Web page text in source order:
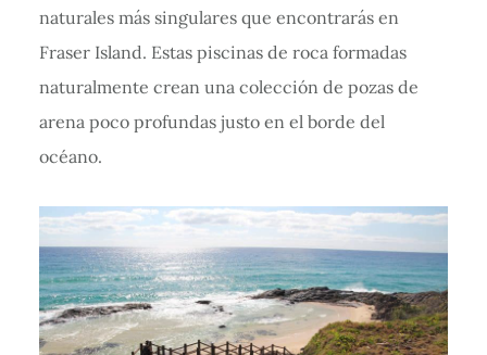
naturales más singulares que encontrarás en
Fraser Island. Estas piscinas de roca formadas
naturalmente crean una colección de pozas de
arena poco profundas justo en el borde del
océano.